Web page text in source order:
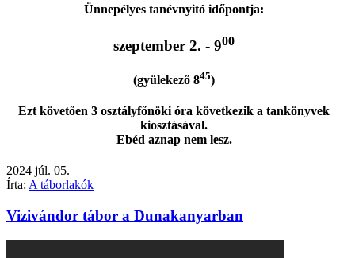
Ünnepélyes tanévnyitó időpontja:
szeptember 2. - 900
(gyülekező 845)
Ezt követően 3 osztályfőnöki óra következik a tankönyvek
kiosztásával.
Ebéd aznap nem lesz.
2024 júl. 05.
Írta: A táborlakók
Vizivándor tábor a Dunakanyarban